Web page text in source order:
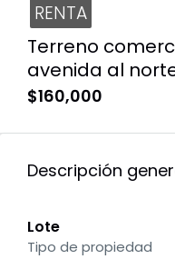
RENTA
Terreno
avenida al
$160,000
Descripción
Lote
Tipo de propiedad